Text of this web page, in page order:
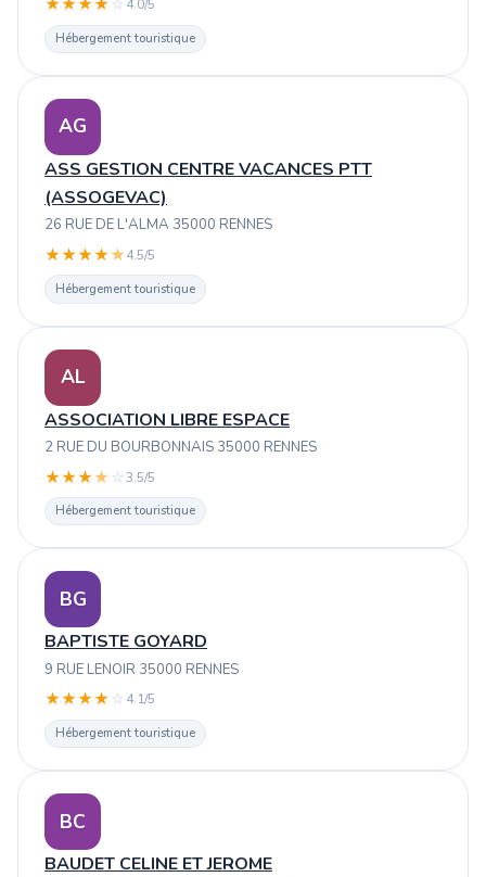
★★★★ ☆ 4.0/5
Hébergement touristique
AG
ASS GESTION CENTRE VACANCES PTT
(ASSOGEVAC)
26 RUE DE L'ALMA 35000 RENNES
★★★★★4.5/5
Hébergement touristique
AL
ASSOCIATION LIBRE ESPACE
2 RUE DU BOURBONNAIS 35000 RENNES
★★★★ ☆3.5/5
Hébergement touristique
BG
BAPTISTE GOYARD
9 RUE LENOIR 35000 RENNES
★★★★ ☆ 4.1/5
Hébergement touristique
BC
BAUDET CELINE ET JEROME